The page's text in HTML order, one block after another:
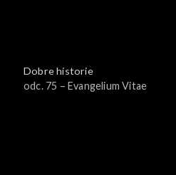
Dobre historie
odc. 75 – Evangelium Vitae